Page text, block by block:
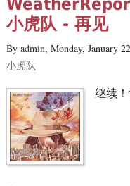
小虎队 - 再见
By admin, Monday, January
小虎队
继续